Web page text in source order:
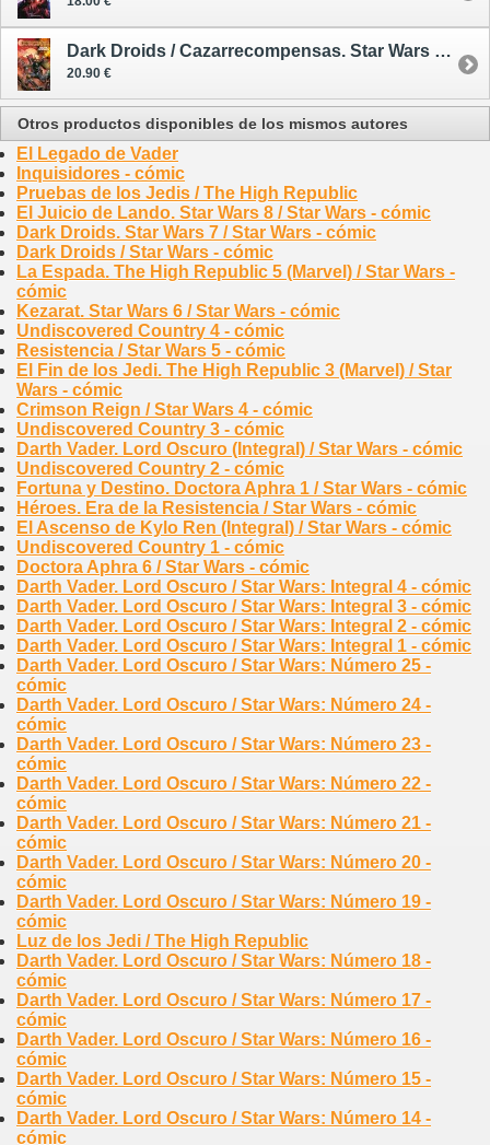
Dark Droids / Cazarrecompensas. Star Wars 7 - cómic
20.90 €
Otros productos disponibles de los mismos autores
El Legado de Vader
Inquisidores - cómic
Pruebas de los Jedis / The High Republic
El Juicio de Lando. Star Wars 8 / Star Wars - cómic
Dark Droids. Star Wars 7 / Star Wars - cómic
Dark Droids / Star Wars - cómic
La Espada. The High Republic 5 (Marvel) / Star Wars -
cómic
Kezarat. Star Wars 6 / Star Wars - cómic
Undiscovered Country 4 - cómic
Resistencia / Star Wars 5 - cómic
El Fin de los Jedi. The High Republic 3 (Marvel) / Star
Wars - cómic
Crimson Reign / Star Wars 4 - cómic
Undiscovered Country 3 - cómic
Darth Vader. Lord Oscuro (Integral) / Star Wars - cómic
Undiscovered Country 2 - cómic
Fortuna y Destino. Doctora Aphra 1 / Star Wars - cómic
Héroes. Era de la Resistencia / Star Wars - cómic
El Ascenso de Kylo Ren (Integral) / Star Wars - cómic
Undiscovered Country 1 - cómic
Doctora Aphra 6 / Star Wars - cómic
Darth Vader. Lord Oscuro / Star Wars: Integral 4 - cómic
Darth Vader. Lord Oscuro / Star Wars: Integral 3 - cómic
Darth Vader. Lord Oscuro / Star Wars: Integral 2 - cómic
Darth Vader. Lord Oscuro / Star Wars: Integral 1 - cómic
Darth Vader. Lord Oscuro / Star Wars: Número 25 -
cómic
Darth Vader. Lord Oscuro / Star Wars: Número 24 -
cómic
Darth Vader. Lord Oscuro / Star Wars: Número 23 -
cómic
Darth Vader. Lord Oscuro / Star Wars: Número 22 -
cómic
Darth Vader. Lord Oscuro / Star Wars: Número 21 -
cómic
Darth Vader. Lord Oscuro / Star Wars: Número 20 -
cómic
Darth Vader. Lord Oscuro / Star Wars: Número 19 -
cómic
Luz de los Jedi / The High Republic
Darth Vader. Lord Oscuro / Star Wars: Número 18 -
cómic
Darth Vader. Lord Oscuro / Star Wars: Número 17 -
cómic
Darth Vader. Lord Oscuro / Star Wars: Número 16 -
cómic
Darth Vader. Lord Oscuro / Star Wars: Número 15 -
cómic
Darth Vader. Lord Oscuro / Star Wars: Número 14 -
cómic